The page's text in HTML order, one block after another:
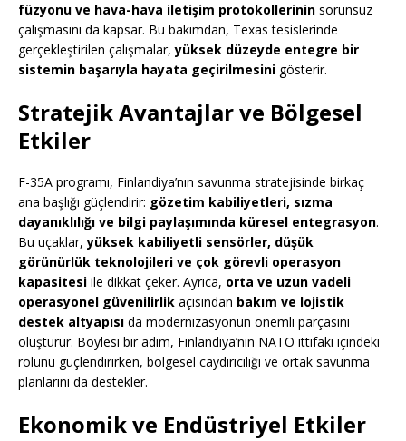
füzyonu ve hava-hava iletişim protokollerinin sorunsuz
çalışmasını da kapsar. Bu bakımdan, Texas tesislerinde
gerçekleştirilen çalışmalar,yüksek düzeyde entegre bir
sistemin başarıyla hayata geçirilmesini gösterir.
Stratejik Avantajlar ve Bölgesel
Etkiler
F-35A programı, Finlandiya’nın savunma stratejisinde birkaç
ana başlığı güçlendirir: gözetim kabiliyetleri, sızma
dayanıklılığı ve bilgi paylaşımında küresel entegrasyon.
Bu uçaklar,yüksek kabiliyetli sensörler, düşük
görünürlük teknolojileri ve çok görevli operasyon
kapasitesi ile dikkat çeker. Ayrıca, orta ve uzun vadeli
operasyonel güvenilirlik açısından bakım ve lojistik
destek altyapısı da modernizasyonun önemli parçasını
oluşturur. Böylesi bir adım, Finlandiya’nın NATO ittifakı içindeki
rolünü güçlendirirken, bölgesel caydırıcılığı ve ortak savunma
planlarını da destekler.
Ekonomik ve Endüstriyel Etkiler